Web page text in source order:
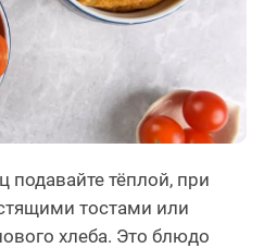
подавайте тёплой, при
тостами или
хлеба. Это блюдо